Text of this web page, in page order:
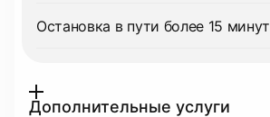
Остановка в пути более 15 минут
Дополнительные услуги